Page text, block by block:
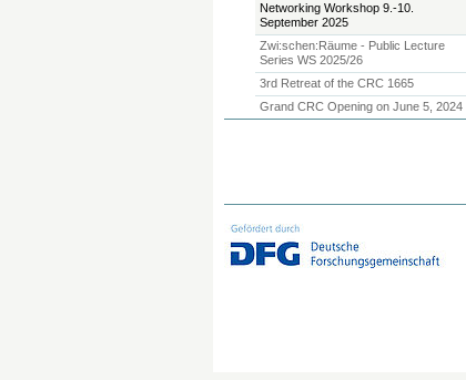
Networking Workshop 9.-10.
September 2025
Zwi:schen:Räume - Public Lecture
Series WS 2025/26
3rd Retreat of the CRC 1665
Grand CRC Opening on June 5, 2024